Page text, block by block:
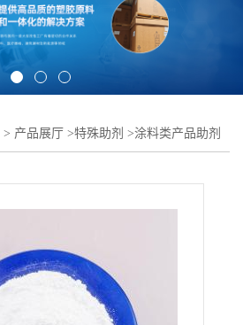
> 产品展厅 >特殊助剂 >涂料类产品助剂